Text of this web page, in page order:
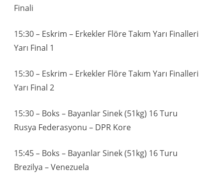
Finali
15:30 – Eskrim – Erkekler Flöre Takım Yarı Finalleri
Yarı Final 1
15:30 – Eskrim – Erkekler Flöre Takım Yarı Finalleri
Yarı Final 2
15:30 – Boks – Bayanlar Sinek (51kg) 16 Turu
Rusya Federasyonu – DPR Kore
15:45 – Boks – Bayanlar Sinek (51kg) 16 Turu
Brezilya – Venezuela